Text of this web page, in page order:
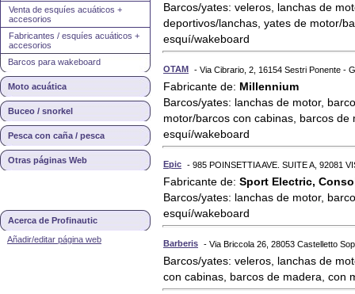
Venta de esquíes acuáticos +
accesorios
Fabricantes / esquíes acuáticos +
accesorios
Barcos para wakeboard
Moto acuática
Buceo / snorkel
Pesca con caña / pesca
Otras páginas Web
Acerca de Profinautic
Añadir/editar página web
Barcos/yates: veleros, lanchas de
deportivos/lanchas, yates de motor/
esquí/wakeboard
OTAM - Via Cibrario, 2, 16154 Sestri Ponente -
Fabricante de: Millennium
Barcos/yates: lanchas de motor,
motor/barcos con cabinas, barcos
esquí/wakeboard
Epic - 985 POINSETTIA AVE. SUITE A, 92081
Fabricante de: Sport Electric,
Barcos/yates: lanchas de motor,
esquí/wakeboard
Barberis - Via Briccola 26, 28053 Castelletto
Barcos/yates: veleros, lanchas de
con cabinas, barcos de madera, con